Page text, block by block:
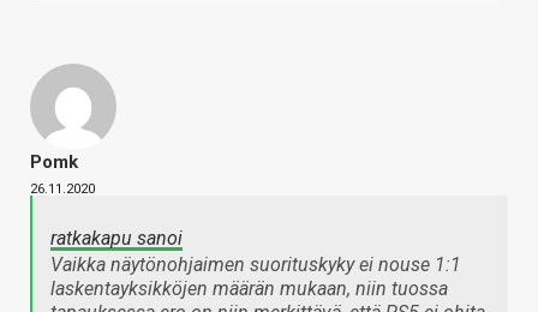
Pomk
26.11.2020
ratkakapu sanoi
Vaikka näytönohjaimen suorituskyky ei nouse 1:1
laskentayksikköjen määrän mukaan, niin tuossa